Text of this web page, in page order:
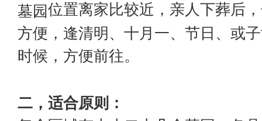
墓园位置离家比较近，亲人下葬后
方便，逢清明、十月一、节日、或
时候，方便前往。
二，适合原则：